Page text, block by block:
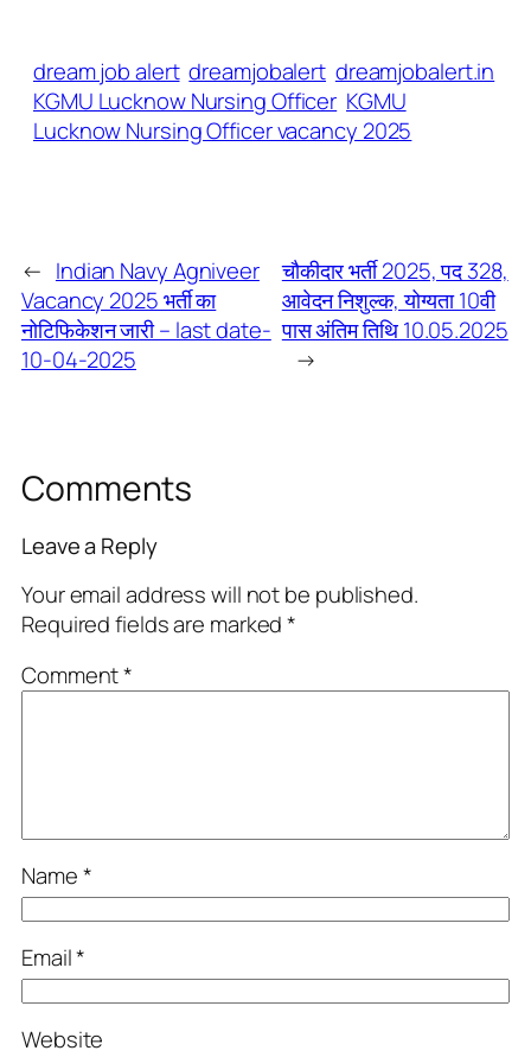
dream job alert dreamjobalert dreamjobalert.in
KGMU Lucknow Nursing Officer KGMU
Lucknow Nursing Officer vacancy 2025
← Indian Navy Agniveer
Vacancy 2025 भर्ती का
नोटिफिकेशन जारी – last date-
10-04-2025
चौकीदार भर्ती 2025, पद 328,
आवेदन निशुल्क, योग्यता 10वी
पास अंतिम तिथि 10.05.2025
→
Comments
Leave a Reply
Your email address will not be published.
Required fields are marked*
Comment*
Name*
Email*
Website